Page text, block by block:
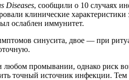
Diseases, сообщили о 10 случаях
клинические
ослаблен иммунитет.
синусита, двое — при
промывании, однако риск
точный источник инфекции.